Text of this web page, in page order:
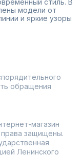
стиль. В
модели от
и яркие узоры
принтом:
и размеров
решений.
не боится
удобство:
перед покупкой.
чтобы
обращения
магазин
защищены.
Ленинского